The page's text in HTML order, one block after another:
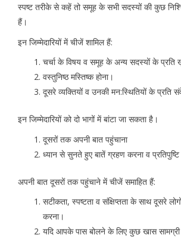
स्पष्ट तरीके से कहें तो समूह के सभी सदस्यों की कुछ
हैं।
इन जिम्मेदारियों में चीजें शामिल हैं:
चर्चा के विषय व समूह के अन्य सदस्यों के प्रति
वस्तुनिष्ठ मस्तिष्क होना।
दूसरे व्यक्तियों व उनकी मन:स्थितियों के प्रति
इन जिम्मेदारियों को दो भागों में बांटा जा सकता है।
दूसरों तक अपनी बात पहुंचाना
ध्यान से सुनते हुए बातें ग्रहण करना व
अपनी बात दूसरों तक पहुंचाने में चीजें समाहित हैं:
सटीकता, स्पष्टता व संक्षिप्तता के साथ दूसरे
करना।
यदि आपके पास बोलने के लिए कुछ खास सामग्री